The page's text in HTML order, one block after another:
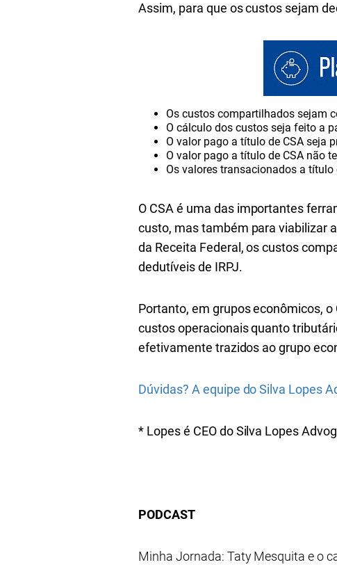
Assim, para que os custos sejam
Os custos compartilhados sejam
O cálculo dos custos seja feito a
O valor pago a título de CSA seja
O valor pago a título de CSA não
Os valores transacionados a
O CSA é uma das importantes
custo, mas também para viabilizar
da Receita Federal, os custos
dedutíveis de IRPJ.
Portanto, em grupos econômicos,
custos operacionais quanto
efetivamente trazidos ao grupo
Dúvidas? A equipe do Silva Lopes
* Lopes é CEO do Silva Lopes
PODCAST
Minha Jornada: Taty Mesquita e o